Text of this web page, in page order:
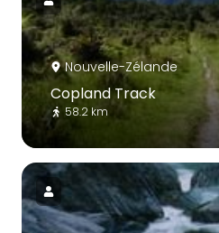
Nouvelle-Zélande
Copland Track
58.2 km